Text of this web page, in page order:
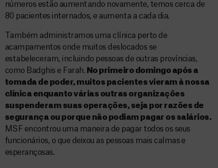
números estão aumentando novamente, temos cerca de
80 pacientes internados, e aumenta a cada dia.
Também administramos uma clínica perto de
acampamentos onde muitos deslocados se
estabeleceram, incluindo pessoas de outras províncias,
como Badghis e Farah. No primeiro domingo após a
tomada de poder, muitos pacientes vieram à nossa
clínica enquanto várias outras organizações
suspenderam suas operações, seja por razões de
segurança ou porque não podiam pagar os salários.
MSF encontrou uma maneira de pagar todos os seus
funcionários, o que deixou as pessoas mais calmas e
esperançosas.